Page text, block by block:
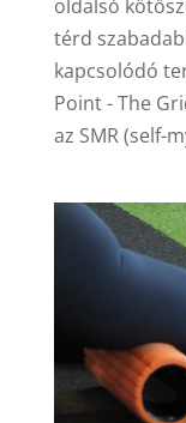
oldalsó
térd
kapcsolódó
Point - The
az SMR (self-